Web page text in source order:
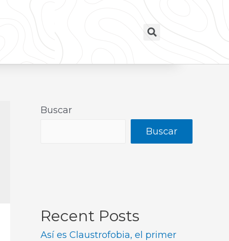
Buscar
Buscar
Recent Posts
Así es Claustrofobia, el primer